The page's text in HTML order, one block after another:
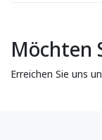
Möchten
Erreichen Sie uns